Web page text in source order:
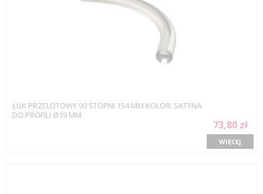
ŁUK PRZELOTOWY 90 STOPNI 154 MM KOLOR: SATYNA
DO PROFILI Ø19 MM
73,80 zł
WIĘCEJ